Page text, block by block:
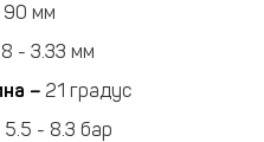
мм
- 3.33 мм
– 21 градус
5.5 - 8.3 бар